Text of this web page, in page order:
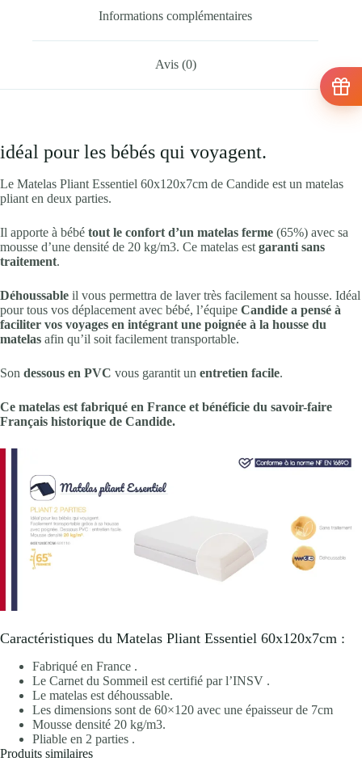
Informations complémentaires
Avis (0)
idéal pour les bébés qui voyagent.
Le Matelas Pliant Essentiel 60x120x7cm de Candide est un matelas
pliant en deux parties.
Il apporte à bébé tout le confort d’un matelas ferme (65%) avec sa
mousse d’une densité de 20 kg/m3. Ce matelas est garanti sans
traitement.
Déhoussable il vous permettra de laver très facilement sa housse. Idéal
pour tous vos déplacement avec bébé, l’équipe Candide a pensé à
faciliter vos voyages en intégrant une poignée à la housse du
matelas afin qu’il soit facilement transportable.
Son dessous en PVC vous garantit un entretien facile.
Ce matelas est fabriqué en France et bénéficie du savoir-faire
Français historique de Candide.
Caractéristiques du Matelas Pliant Essentiel 60x120x7cm :
Fabriqué en France .
Le Carnet du Sommeil est certifié par l’INSV .
Le matelas est déhoussable.
Les dimensions sont de 60×120 avec une épaisseur de 7cm
Mousse densité 20 kg/m3.
Pliable en 2 parties .
Produits similaires